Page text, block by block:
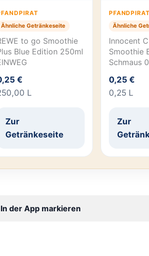
Ähnliche Getränkeseite
to go Smoothie
Blue Edition 250ml
€
L
Zur
Getränkeseite
Ähnliche
Innocent
Smoothie
Schmaus
0,25 €
0,25 L
Zur
In der App markieren